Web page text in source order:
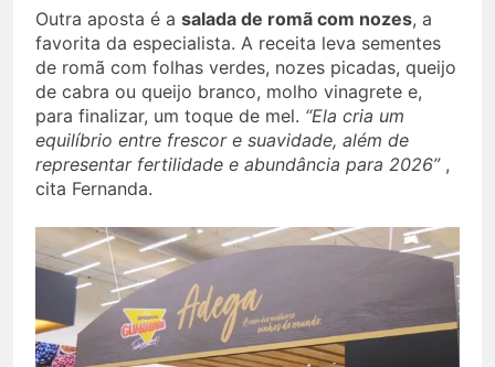
Outra aposta é a salada de romã com nozes, a
favorita da especialista. A receita leva sementes
de romã com folhas verdes, nozes picadas, queijo
de cabra ou queijo branco, molho vinagrete e,
para finalizar, um toque de mel. “Ela cria um
equilíbrio entre frescor e suavidade, além de
representar fertilidade e abundância para 2026”,
cita Fernanda.